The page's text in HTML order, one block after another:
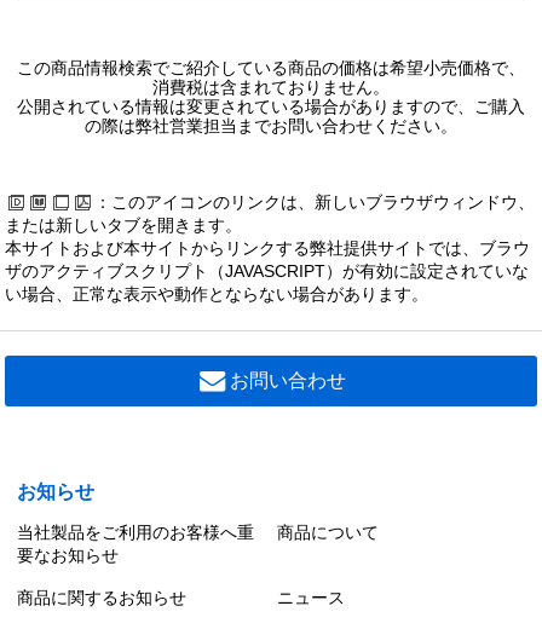
この商品情報検索でご紹介している商品の価格は希望小売価格で、
消費税は含まれておりません。
公開されている情報は変更されている場合がありますので、ご購入
の際は弊社営業担当までお問い合わせください。
：このアイコンのリンクは、新しいブラウザウィンドウ、
または新しいタブを開きます。
本サイトおよび本サイトからリンクする弊社提供サイトでは、ブラウ
ザのアクティブスクリプト（JAVASCRIPT）が有効に設定されていな
い場合、正常な表示や動作とならない場合があります。
お問い合わせ
お知らせ
当社製品をご利用のお客様へ重
要なお知らせ
商品について
商品に関するお知らせ ニュース